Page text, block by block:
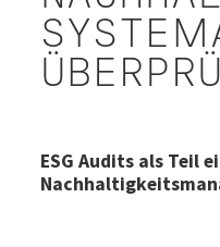
ESG Audits als Teil